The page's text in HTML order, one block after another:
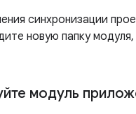
синхронизации
новую папку
модуль